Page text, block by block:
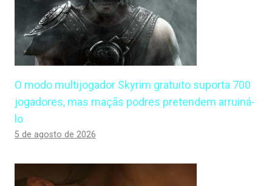
O modo multijogador Skyrim gratuito suporta 700
jogadores, mas maçãs podres pretendem arruiná-
lo
5 de agosto de 2026